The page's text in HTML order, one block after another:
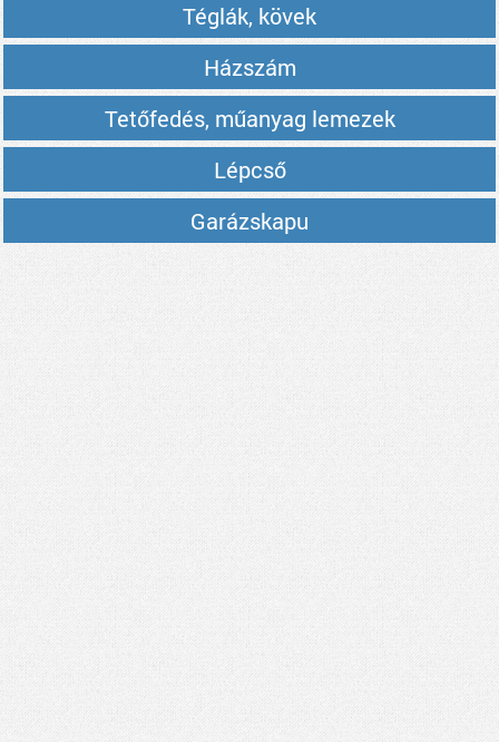
Téglák, kövek
Házszám
Tetőfedés, műanyag lemezek
Lépcső
Garázskapu